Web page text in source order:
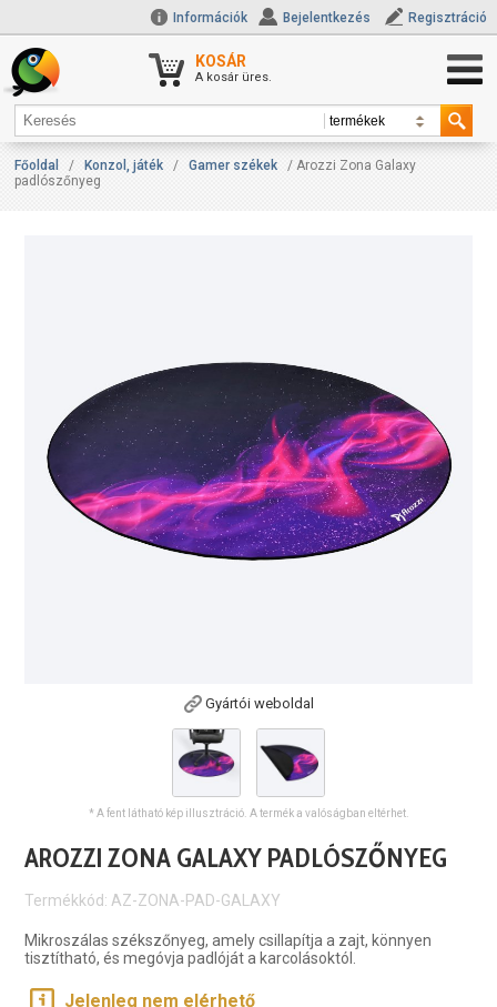
Információk Bejelentkezés Regisztráció
KOSÁR
A kosár üres.
Főoldal / Konzol, játék / Gamer székek
/ Arozzi Zona Galaxy
padlószőnyeg
Gyártói weboldal
* A fent látható kép illusztráció. A termék a valóságban eltérhet.
AROZZI ZONA GALAXY PADLÓSZŐNYEG
Termékkód: AZ-ZONA-PAD-GALAXY
Mikroszálas székszőnyeg, amely csillapítja a zajt, könnyen
tisztítható, és megóvja padlóját a karcolásoktól.
Jelenleg nem elérhető